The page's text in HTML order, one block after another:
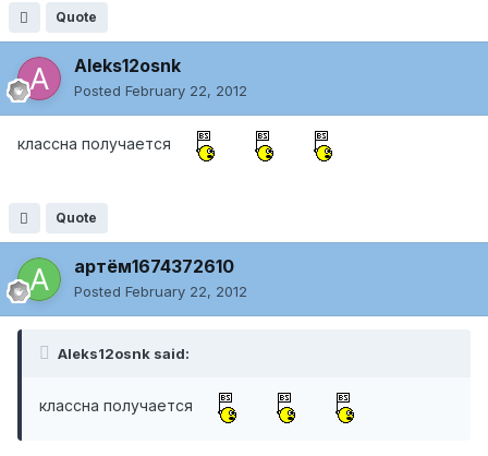
Quote
Aleks12osnk
Posted February 22, 2012
классна получается
Quote
артём1674372610
Posted February 22, 2012
Aleks12osnk said:
классна получается